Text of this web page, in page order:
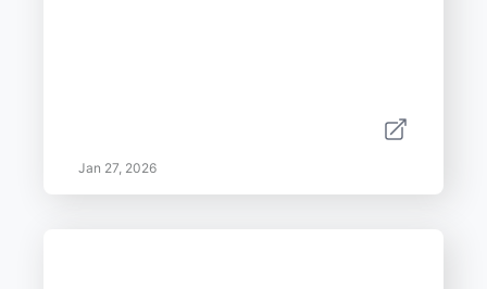
Jan 27, 2026